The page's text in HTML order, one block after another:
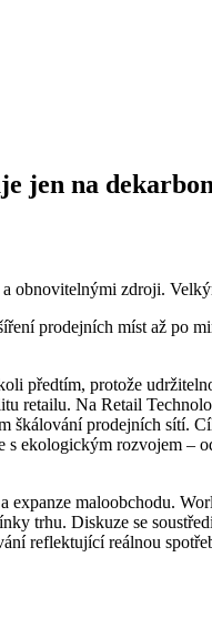
jen na
obnovitelnými zdroji.
prodejních míst až po
předtím, protože
retailu. Na Retail
škálování prodejních sítí.
ekologickým rozvojem –
expanze maloobchodu.
trhu. Diskuze se
reflektující reálnou